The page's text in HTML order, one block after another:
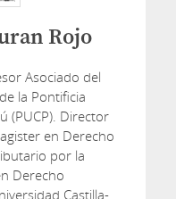
Rojo
Asociado del
la Pontificia
(PUCP). Director
en Derecho
por la
Derecho
Castilla-